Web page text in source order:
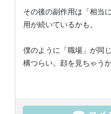
その後の副作用は「相当
用が続いているかも。
僕のように「職場」が同
構つらい。顔を見ちゃうか